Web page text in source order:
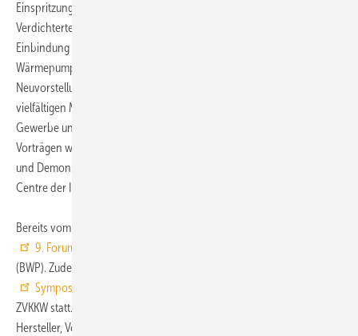
Einspritzung und der Regelung von Verdampfern, der
Verdichtertechnologien sowie den Anwendungen und der
Einbindung der Wärmepumpe. Komponenten- und
Wärmepumpenhersteller zeigen in diesem Rahmen mit
Neuvorstellungen den aktuellen Stand und die weitere Zukunft für die
vielfältigen Möglichkeiten der Wärmepumpe im Einfamilienhaus, im
Gewerbe und in der industriellen Anwendung. Parallel zu diesen
Vorträgen wird es verschiedene Referate zu Development, Research
und Demonstration aus dem umfassenden Programm des Heat Pump
Centre der IEA geben.
Bereits vom 27. bis 28. September 2011 informiert am gleichen Ort das
9. Forum Wärmepumpe
(BWP). Zudem findet am Nachmittag des 28. Septembers das
Symposium Luft-Luft-Wärmepumpe für Gewerbeimmobilien
ZVKKW statt. An allen drei Tagen stehen in einer
Hersteller, Verbände und Organisationen der Branche zum Dialog